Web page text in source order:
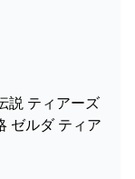
説 ティアーズ
ゼルダ ティア